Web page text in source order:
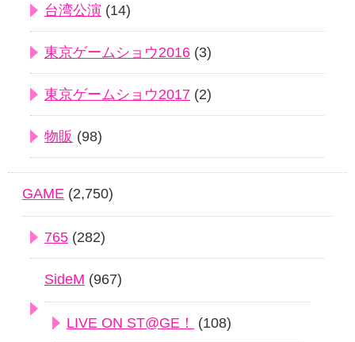
台湾公演 (14)
東京ゲームショウ2016 (3)
東京ゲームショウ2017 (2)
物販 (98)
GAME (2,750)
765 (282)
SideM (967)
LIVE ON ST@GE！ (108)